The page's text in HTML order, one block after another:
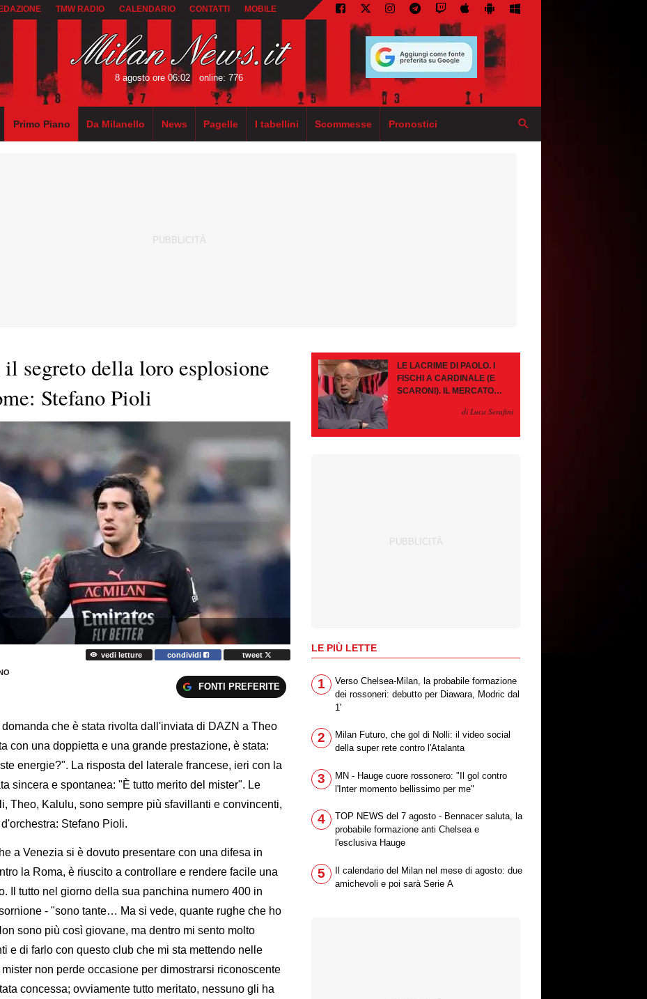
TMW RADIO CALENDARIO CONTATTI MOBILE
8 agosto ore 06:02 online: 776
Primo Piano Da Milanello News Pagelle I tabellini Scommesse Pronostici
segreto della loro esplosione
Stefano Pioli
vedi letture condividi tweet
FONTI PREFERITE
che è stata rivolta dall'inviata di DAZN a Theo
con una doppietta e una grande prestazione, è stata:
energie?". La risposta del laterale francese, ieri con la
sincera e spontanea: "È tutto merito del mister". Le
Theo, Kalulu, sono sempre più sfavillanti e convincenti,
Stefano Pioli.
a Venezia si è dovuto presentare con una difesa in
la Roma, è riuscito a controllare e rendere facile una
Il tutto nel giorno della sua panchina numero 400 in
- "sono tante… Ma si vede, quante rughe che ho
sono più così giovane, ma dentro mi sento molto
e di farlo con questo club che mi sta mettendo nelle
non perde occasione per dimostrarsi riconoscente
concessa; ovviamente tutto meritato, nessuno gli ha
LE LACRIME DI PAOLO. I
FISCHI A CARDINALE (E
SCARONI). IL MERCATO
PAZIENZA, SE RESTA È
di Luca Serafini
LE PIÙ LETTE
1
Verso Chelsea-Milan, la probabile formazione
dei rossoneri: debutto per Diawara, Modric dal
1'
2
Milan Futuro, che gol di Nolli: il video social
della super rete contro l'Atalanta
3
MN - Hauge cuore rossonero: "Il gol contro
l'Inter momento bellissimo per me"
4
TOP NEWS del 7 agosto - Bennacer saluta, la
probabile formazione anti Chelsea e
l'esclusiva Hauge
5
Il calendario del Milan nel mese di agosto: due
amichevoli e poi sarà Serie A